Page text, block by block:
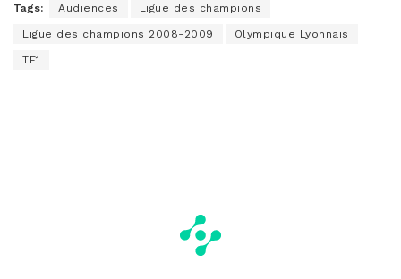
Tags: Audiences Ligue des champions
Ligue des champions 2008-2009 Olympique Lyonnais
TF1